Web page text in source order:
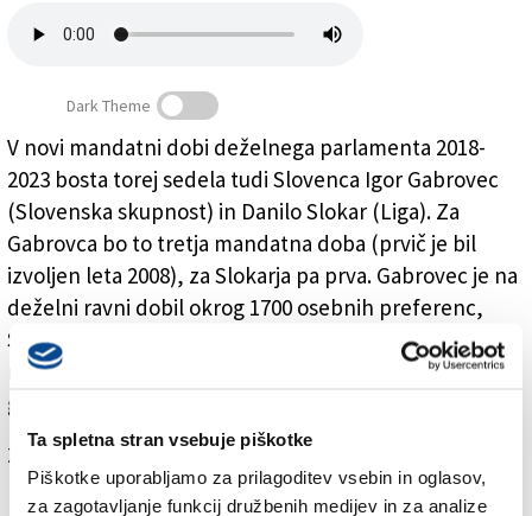
Ta spletna stran vsebuje piškotke
Piškotke uporabljamo za prilagoditev vsebin in oglasov,
za zagotavljanje funkcij družbenih medijev in za analize
Založnik
Naročnine
Gabrovec in Slokar
Dark Theme
V novi mandatni dobi deželnega parlamenta 2018-
2023 bosta torej sedela tudi Slovenca Igor Gabrovec
(Slovenska skupnost) in Danilo Slokar (Liga). Za
Gabrovca bo to tretja mandatna doba (prvič je bil
izvoljen leta 2008), za Slokarja pa prva. Gabrovec je na
deželni ravni dobil okrog 1700 osebnih preferenc,
Slokar, ki je izvolitev pričakal v bolnišnici (doživel je
resno operacijo na srcu) pa na Tržaškem 691 osebnih
glasov.
Za branje in pisanje komentarjevje potrebna prijava